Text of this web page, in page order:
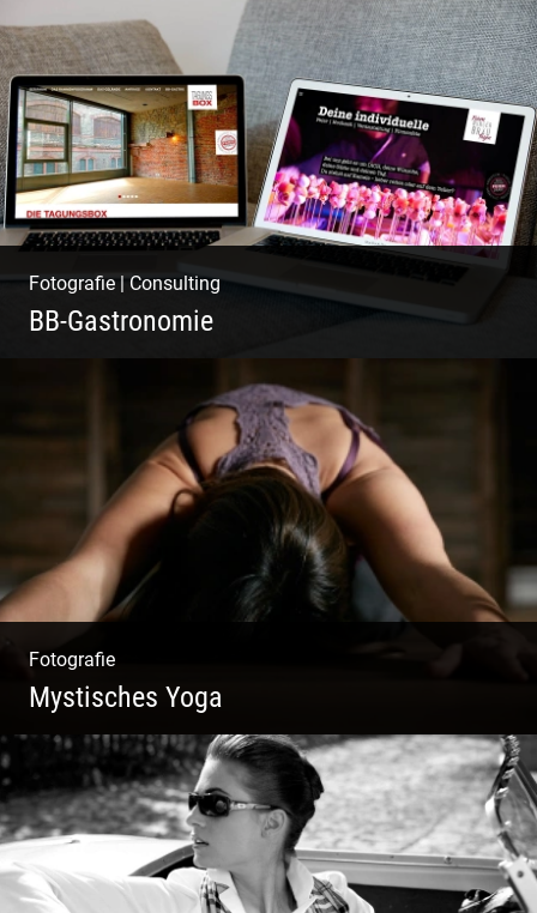
Pint- & Webdesign, Fotografie & Corporate-
Design
Fotografie|Consulting
BB-Gastronomie
Fotografie, Marketing & Design
Fotografie
Mystisches Yoga
Yoga und Meditation – mystisch inszeniert